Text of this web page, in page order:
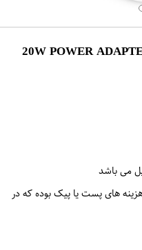
می باشد
های پست یا پیک بوده که در